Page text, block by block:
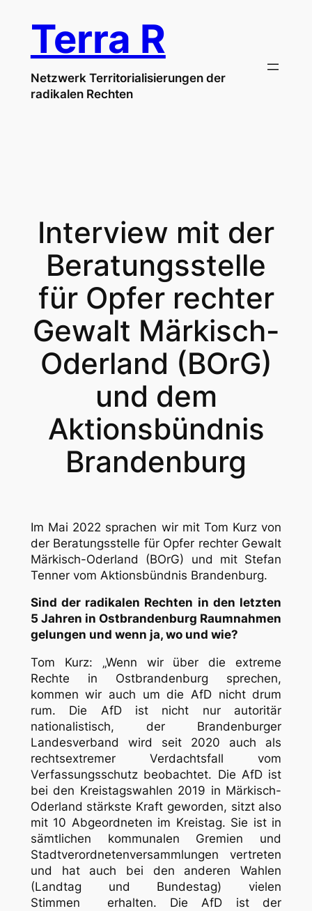
InhaltTerra R
Netzwerk Territorialisierungen der
radikalen Rechten
Interview mit der
Beratungsstelle
für Opfer rechter
Gewalt Märkisch-
Oderland (BOrG)
und dem
Aktionsbündnis
Brandenburg
Im Mai 2022 sprachen wir mit Tom Kurz von
der Beratungsstelle für Opfer rechter Gewalt
Märkisch-Oderland (BOrG) und mit Stefan
Tenner vom Aktionsbündnis Brandenburg.
Sind der radikalen Rechten in den letzten
5 Jahren in Ostbrandenburg Raumnahmen
gelungen und wenn ja, wo und wie?
Tom Kurz: „Wenn wir über die extreme
Rechte in Ostbrandenburg sprechen,
kommen wir auch um die AfD nicht drum
rum. Die AfD ist nicht nur autoritär
nationalistisch, der Brandenburger
Landesverband wird seit 2020 auch als
rechtsextremer Verdachtsfall vom
Verfassungsschutz beobachtet. Die AfD ist
bei den Kreistagswahlen 2019 in Märkisch-
Oderland stärkste Kraft geworden, sitzt also
mit 10 Abgeordneten im Kreistag. Sie ist in
sämtlichen kommunalen Gremien und
Stadtverordnetenversammlungen vertreten
und hat auch bei den anderen Wahlen
(Landtag und Bundestag) vielen
Stimmen erhalten. Die AfD ist der